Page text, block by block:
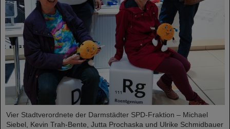
Vier Stadtverordnete der Darmstädter SPD-Fraktion – Michael
Siebel, Kevin Trah-Bente, Jutta Prochaska und Ulrike Schmidbauer